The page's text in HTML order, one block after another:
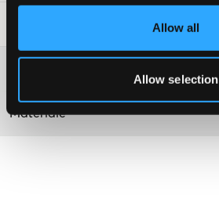
Allow all
Allow selection
Materiale